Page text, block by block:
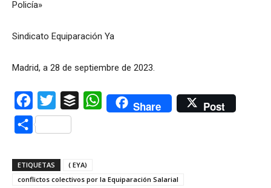
Policía»
Sindicato Equiparación Ya
Madrid, a 28 de septiembre de 2023.
Facebook
Twitter Buffer WhatsAppShare Post
Compartir
ETIQUETAS
( EYA)
conflictos colectivos por la Equiparación Salarial